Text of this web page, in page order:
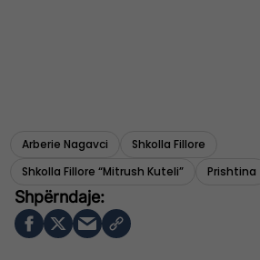
Arberie Nagavci
Shkolla Fillore
Shkolla Fillore “mitrush Kuteli”
Prishtina